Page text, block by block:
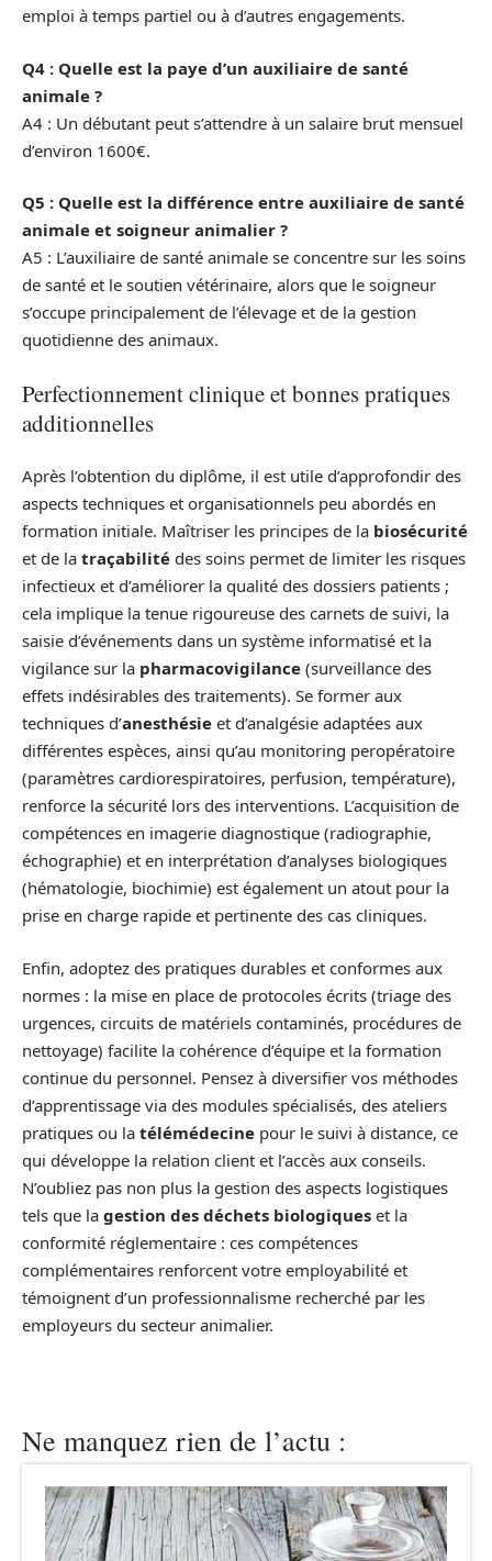
emploi à temps partiel ou à d’autres engagements.
Q4 : Quelle est la paye d’un auxiliaire de santé
animale ?
A4 : Un débutant peut s’attendre à un salaire brut mensuel
d’environ 1600€.
Q5 : Quelle est la différence entre auxiliaire de santé
animale et soigneur animalier ?
A5 : L’auxiliaire de santé animale se concentre sur les soins
de santé et le soutien vétérinaire, alors que le soigneur
s’occupe principalement de l’élevage et de la gestion
quotidienne des animaux.
Perfectionnement clinique et bonnes pratiques
additionnelles
Après l’obtention du diplôme, il est utile d’approfondir des
aspects techniques et organisationnels peu abordés en
formation initiale. Maîtriser les principes de la biosécurité
et de la traçabilité des soins permet de limiter les risques
infectieux et d’améliorer la qualité des dossiers patients ;
cela implique la tenue rigoureuse des carnets de suivi, la
saisie d’événements dans un système informatisé et la
vigilance sur la pharmacovigilance (surveillance des
effets indésirables des traitements). Se former aux
techniques d’anesthésie et d’analgésie adaptées aux
différentes espèces, ainsi qu’au monitoring peropératoire
(paramètres cardiorespiratoires, perfusion, température),
renforce la sécurité lors des interventions. L’acquisition de
compétences en imagerie diagnostique (radiographie,
échographie) et en interprétation d’analyses biologiques
(hématologie, biochimie) est également un atout pour la
prise en charge rapide et pertinente des cas cliniques.
Enfin, adoptez des pratiques durables et conformes aux
normes : la mise en place de protocoles écrits (triage des
urgences, circuits de matériels contaminés, procédures de
nettoyage) facilite la cohérence d’équipe et la formation
continue du personnel. Pensez à diversifier vos méthodes
d’apprentissage via des modules spécialisés, des ateliers
pratiques ou la télémédecine pour le suivi à distance, ce
qui développe la relation client et l’accès aux conseils.
N’oubliez pas non plus la gestion des aspects logistiques
tels que la gestion des déchets biologiques et la
conformité réglementaire : ces compétences
complémentaires renforcent votre employabilité et
témoignent d’un professionnalisme recherché par les
employeurs du secteur animalier.
Ne manquez rien de l’actu :